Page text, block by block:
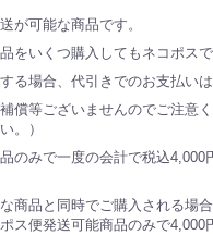
が可能な商品です。
をいくつ購入してもネコポスで
る場合、代引きでのお支払い
償等ございませんのでご注意
。）
のみで一度の会計で税込
商品と同時でご購入される場
ス便発送可能商品のみで